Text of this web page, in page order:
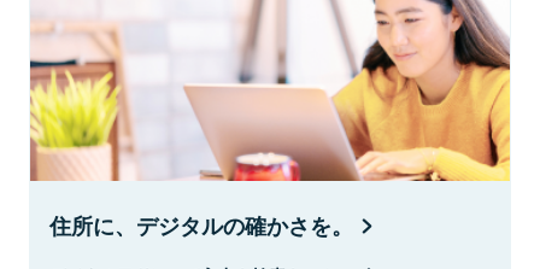
住所に、デジタルの確かさを。